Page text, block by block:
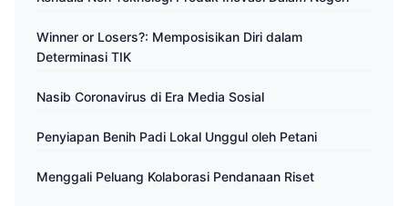
Winner or Losers?: Memposisikan Diri dalam
Determinasi TIK
Nasib Coronavirus di Era Media Sosial
Penyiapan Benih Padi Lokal Unggul oleh Petani
Menggali Peluang Kolaborasi Pendanaan Riset